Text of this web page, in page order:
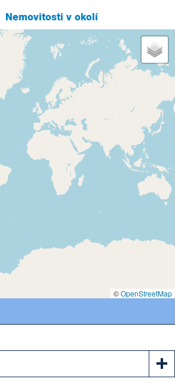
Nemovitosti v okolí
©OpenStreetMap